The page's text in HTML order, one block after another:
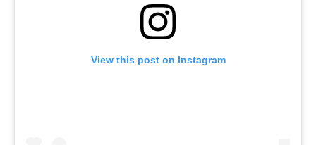
View this post on Instagram